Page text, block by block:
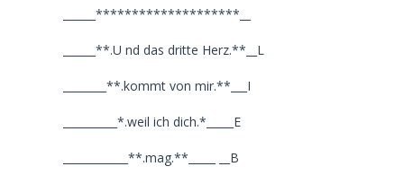
______********************__
______**.U nd das dritte Herz.**__L
________**.kommt von mir.**___I
__________*.weil ich dich.*_____E
____________**.mag.**_____ __B